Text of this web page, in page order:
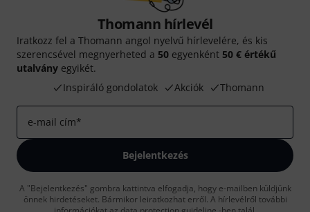
Thomann hírlevél
Iratkozz fel a Thomann angol nyelvű hírlevelére, és kis
szerencsével megnyerheted a 50 egyenként 50 € értékű
utalvány egyikét.
Inspiráló gondolatok
Akciók Thomann
e-mail cím*
Bejelentkezés
A "Bejelentkezés" gombra kattintva elfogadja, hogy e-mailben küldjünk
önnek hirdetéseket. Bármikor leiratkozhat erről. A hírlevélről további